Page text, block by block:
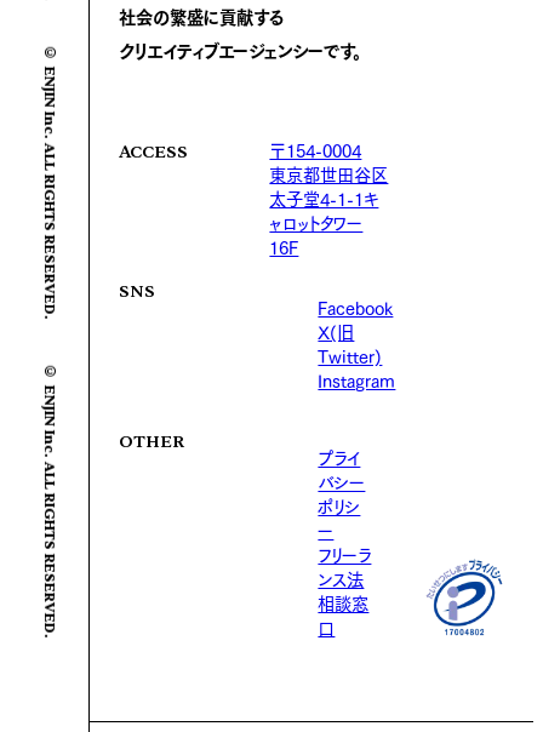
© ENJIN Inc. ALL RIGHTS RESERVED.
© ENJIN Inc. ALL RIGHTS RESERVED.
社会の繁盛に貢献する
クリエイティブエージェンシーです。
ACCESS
〒154-0004
東京都世田谷区
太子堂4-1-1キ
ャロットタワー
16F
SNS
Facebook
X(旧
Twitter)
Instagram
OTHER
プライ
バシー
ポリシ
ー
フリーラ
ンス法
相談窓
口